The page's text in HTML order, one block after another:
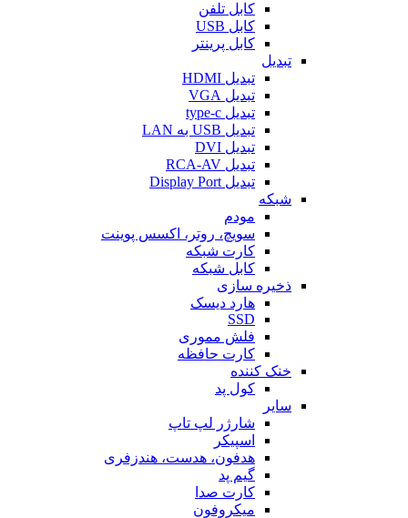
کابل تلفن
کابل USB
کابل پرینتر
تبدیل
تبدیل HDMI
تبدیل VGA
تبدیل type-c
تبدیل USB به LAN
تبدیل DVI
تبدیل RCA-AV
تبدیل Display Port
شبکه
مودم
سویچ، روتر، اکسس پوینت
کارت شبکه
کابل شبکه
ذخیره سازی
هارد دیسک
SSD
فلش مموری
کارت حافظه
خنک کننده
کول پد
سایر
شارژر لپ تاپ
اسپیکر
هدفون، هدست، هندزفری
گیم پد
کارت صدا
میکروفون